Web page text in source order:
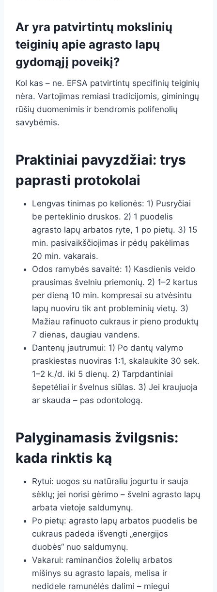
Ar yra patvirtintų mokslinių
teiginių apie agrasto lapų
gydomąjį poveikį?
Kol kas – ne. EFSA patvirtintų specifinių teiginių
nėra. Vartojimas remiasi tradicijomis, giminingų
rūšių duomenimis ir bendromis polifenolių
savybėmis.
Praktiniai pavyzdžiai: trys
paprasti protokolai
Lengvas tinimas po kelionės: 1) Pusryčiai
be perteklinio druskos. 2) 1 puodelis
agrasto lapų arbatos ryte, 1 po pietų. 3) 15
min. pasivaikščiojimas ir pėdų pakėlimas
20 min. vakarais.
Odos ramybės savaitė: 1) Kasdienis veido
prausimas švelniu priemonių. 2) 1–2 kartus
per dieną 10 min. kompresai su atvėsintu
lapų nuoviru tik ant probleminių vietų. 3)
Mažiau rafinuoto cukraus ir pieno produktų
7 dienas, daugiau vandens.
Dantenų jautrumui: 1) Po dantų valymo
praskiestas nuoviras 1:1, skalaukite 30 sek.
1–2 k./d. iki 5 dienų. 2) Tarpdantiniai
šepetėliai ir švelnus siūlas. 3) Jei kraujuoja
ar skauda – pas odontologą.
Palyginamasis žvilgsnis:
kada rinktis ką
Rytui: uogos su natūraliu jogurtu ir sauja
sėklų; jei norisi gėrimo – švelni agrasto lapų
arbata vietoje saldumynų.
Po pietų: agrasto lapų arbatos puodelis be
cukraus padeda išvengti „energijos
duobės“ nuo saldumynų.
Vakarui: raminančios žolelių arbatos
mišinys su agrasto lapais, melisa ir
nedidele ramunėlės dalimi – miegui